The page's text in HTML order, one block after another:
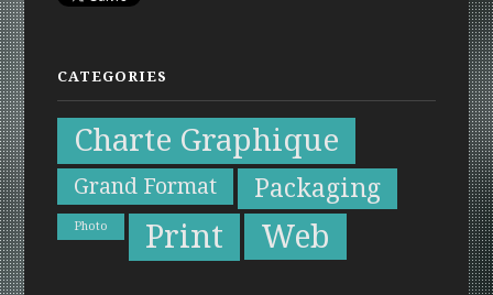
CATEGORIES
Charte Graphique
Grand Format Packaging
Photo Print Web